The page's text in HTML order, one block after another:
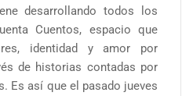
desarrollando todos los
Cuentos, espacio que
identidad y amor por
de historias contadas por
Es así que el pasado jueves